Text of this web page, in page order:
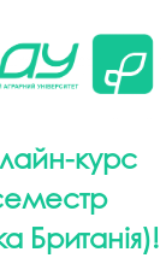
курс
Британія)!